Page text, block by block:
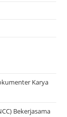
Karya
Bekerjasama